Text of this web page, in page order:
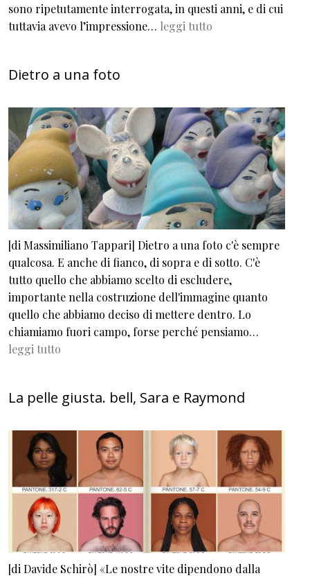
sono ripetutamente interrogata, in questi anni, e di cui
tuttavia avevo l’impressione… leggi tutto
Dietro a una foto
[di Massimiliano Tappari] Dietro a una foto c'è sempre
qualcosa. E anche di fianco, di sopra e di sotto. C'è
tutto quello che abbiamo scelto di escludere,
importante nella costruzione dell'immagine quanto
quello che abbiamo deciso di mettere dentro. Lo
chiamiamo fuori campo, forse perché pensiamo…
leggi tutto
La pelle giusta. bell, Sara e Raymond
[di Davide Schirò] «Le nostre vite dipendono dalla